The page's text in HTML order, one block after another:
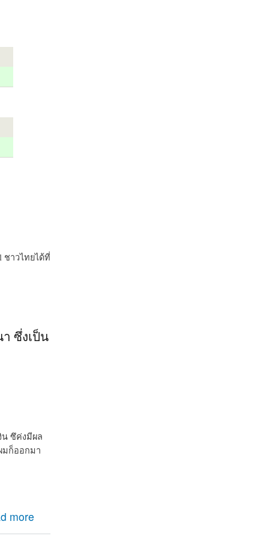
ชาวไทยได้ที่
า ซึ่งเป็น
น ซึค่งมีผล
มก็ออกมา
more
ซึ่งเป็นเงิน
จะต้องจ่าย